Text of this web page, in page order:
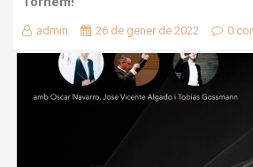
admin 26 de gener de 2022 0